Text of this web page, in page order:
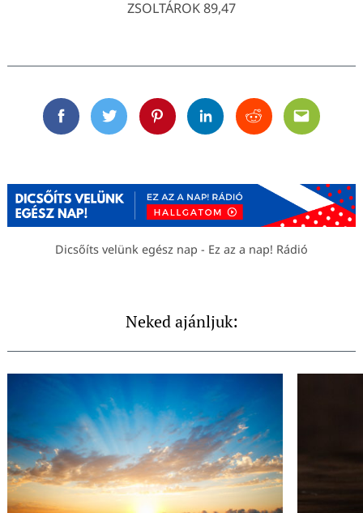
ZSOLTÁROK 89,47
FacebookTwitterPinterestLinkedinRedditEmail
Dicsőíts velünk egész nap - Ez az a nap! Rádió
Neked ajánljuk: